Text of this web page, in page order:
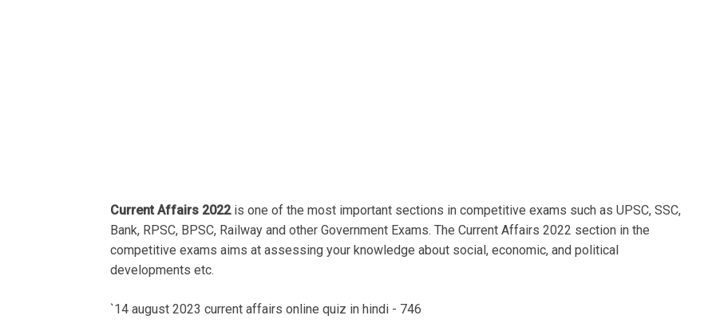
Current Affairs 2022is one of the most important sections in competitive exams such as UPSC, SSC,
Bank, RPSC, BPSC, Railway and other Government Exams. The Current Affairs 2022 section in the
competitive exams aims at assessing your knowledge about social, economic, and political
developments etc.
`14 august 2023 current affairs online quiz in hindi - 746